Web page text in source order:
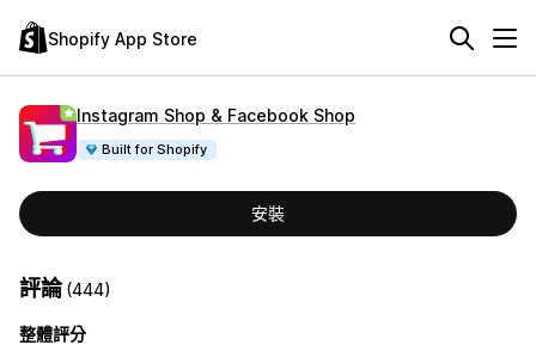
Shopify App Store
Instagram Shop & Facebook Shop
Built for Shopify
安裝
評論(444)
整體評分